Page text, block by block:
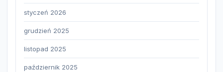
styczeń 2026
grudzień 2025
listopad 2025
październik 2025